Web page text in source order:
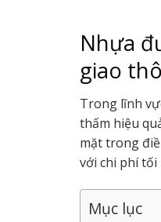
Nhựa
giao
Trong lĩnh
thấm hiệu
mặt trong
với chi phí
Mục lục